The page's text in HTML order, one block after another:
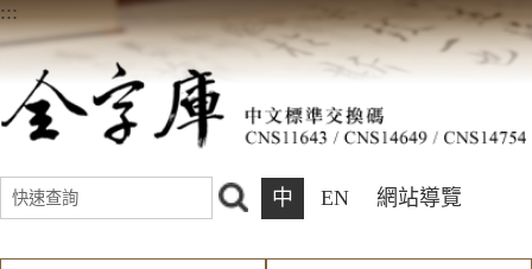
:::
中 EN 網站導覽